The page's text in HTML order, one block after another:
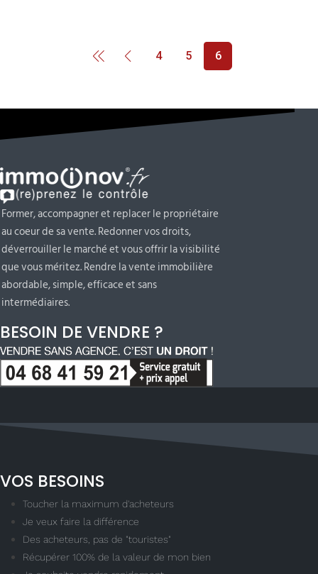
4 5 6
Former, accompagner et replacer le propriétaire
au coeur de sa vente. Redonner vos droits,
déverrouiller le marché et vous offrir la visibilité
que vous méritez. Rendre la vente immobilière
abordable, simple, efficace et sans
intermédiaires.
BESOIN DE VENDRE ?
VOS BESOINS
Toucher la maximum d'acheteurs
Je veux faire la différence
Des acheteurs, pas de "touristes"
Récupérer 100% de la valeur de mon bien